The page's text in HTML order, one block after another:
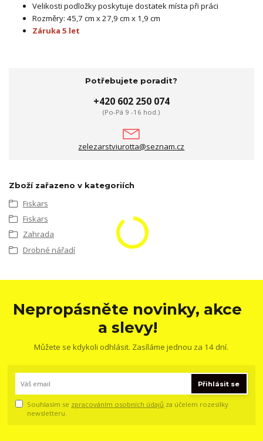
Velikosti podložky poskytuje dostatek místa při práci
Rozměry: 45,7 cm x 27,9 cm x 1,9 cm
Záruka 5 let
Potřebujete poradit?
+420 602 250 074
(Po-Pá 9 -16 hod.)
zelezarstviurotta@seznam.cz
Zboží zařazeno v kategoriích
Fiskars
Fiskars
Zahrada
Drobné nářadí
Nepropásněte novinky, akce
a slevy!
Můžete se kdykoli odhlásit. Zasíláme jednou za 14 dní.
Přihlásit se
Souhlasím se zpracováním osobních údajů za účelem rozesílky
newsletteru.